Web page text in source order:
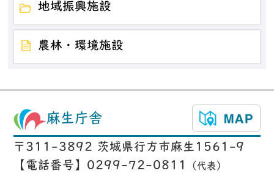
地域振興施設
農林・環境施設
麻生庁舎
〒311-3892 茨城県行方市麻生1561-9
【電話番号】0299-72-0811
（代表）